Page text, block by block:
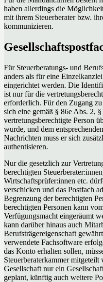
haben allerdings die
mit ihrem Steuerberater bzw.
kommunizieren.
Für Steuerberatungs- und
anders als für eine
eingerichtet werden. Die
ist nur für die
erforderlich. Für den Zugang
sich eine gemäß § 86e Abs. 2,
vertretungsberechtigte Person
wurde, und dem
Nachrichten muss er sich
authentisieren.
Nur die gesetzlich zur
berechtigten
Wirtschaftsprüfer:innen etc.
verschicken und das Postfach
Begrenzung der berechtigten
berechtigten Personen kann
Verfügungsmacht eingeräumt
kann darüber hinaus auch
Berufsträgereigenschaft
verwendete Fachsoftware
das Konto erhalten sollen,
Steuerberaterkammer
Gesellschaft nur ein
geplant, künftig auch weitere